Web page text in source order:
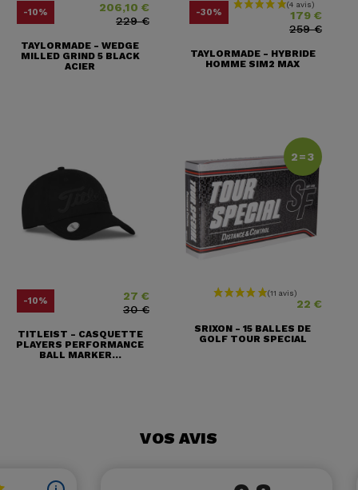
-10% 206,10 €
Prix ​​habituel
229 €
TAYLORMADE - WEDGE
MILLED GRIND 5 BLACK
ACIER
-30% Prix 179 €
Prix ​​habituel
259 €
TAYLORMADE - HYBRIDE
HOMME SIM2 MAX
-10% 27 €
Prix ​​habituel
30 €
TITLEIST - CASQUETTE
PLAYERS PERFORMANCE
BALL MARKER...
2=3
Prix 22 €
SRIXON - 15 BALLES DE
GOLF TOUR SPECIAL
VOS AVIS